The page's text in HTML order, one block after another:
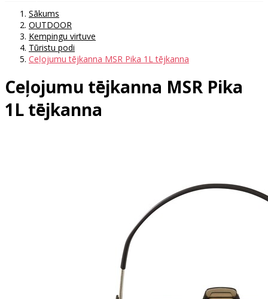
Sākums
OUTDOOR
Kempingu virtuve
Tūristu podi
Ceļojumu tējkanna MSR Pika 1L tējkanna
Ceļojumu tējkanna MSR Pika
1L tējkanna